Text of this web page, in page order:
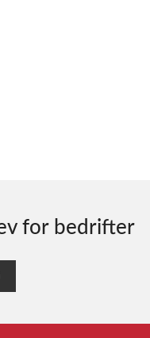
for bedrifter